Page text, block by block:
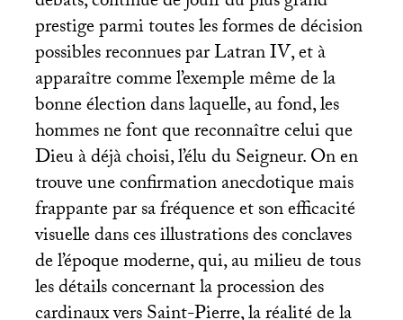
prestige parmi toutes les formes de décision
possibles reconnues par LatranIV, et à
apparaître comme l’exemple même de la
bonne élection dans laquelle, au fond, les
hommes ne font que reconnaître celui que
Dieu à déjà choisi, l’élu du Seigneur. On en
trouve une confirmation anecdotique mais
frappante par sa fréquence et son efficacité
visuelle dans ces illustrations des conclaves
de l’époque moderne, qui, au milieu de tous
les détails concernant la procession des